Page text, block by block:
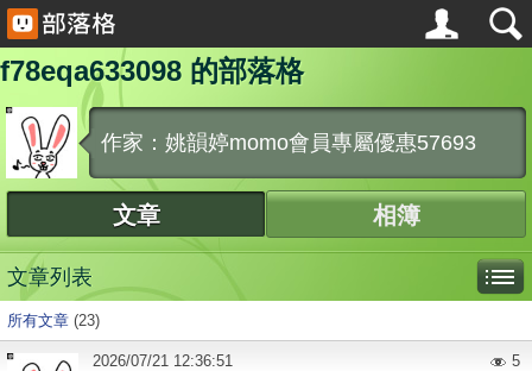
f78eqa633098 的部落格
作家：姚韻婷momo會員專屬優惠57693
文章 相簿
文章列表
所有文章 (23)
2026/07/21 12:36:51 5